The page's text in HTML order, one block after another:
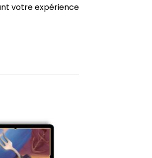
votre expérience